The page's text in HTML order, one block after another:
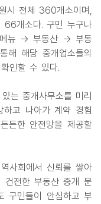
시 전체 360개소이며,
66개소다. 구민 누구나
메뉴 → 부동산 → 부동
해 해당 중개업소들의
인할 수 있다.
는 중개사무소를 미리
하고 나아가 계약 경험
든한 안전망을 제공할
사회에서 신뢰를 쌓아
건전한 부동산 중개 문
구민들이 안심하고 부